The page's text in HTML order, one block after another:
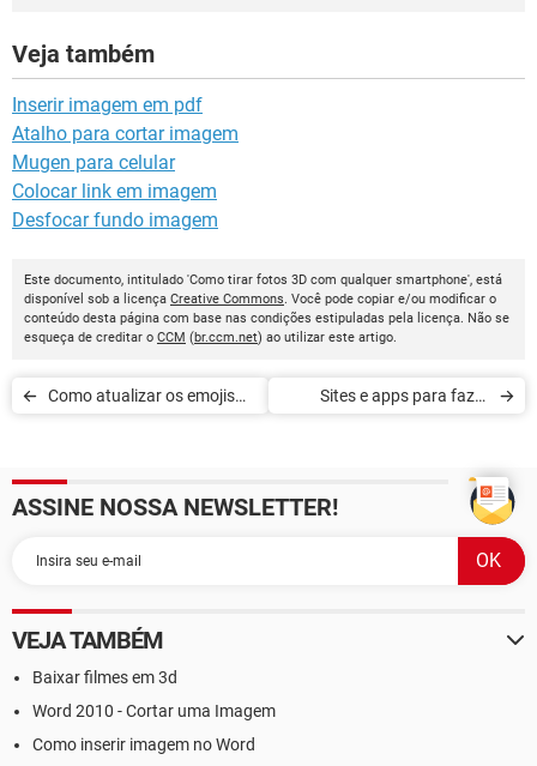
Veja também
Inserir imagem em pdf
Atalho para cortar imagem
Mugen para celular
Colocar link em imagem
Desfocar fundo imagem
Este documento, intitulado 'Como tirar fotos 3D com qualquer smartphone', está
disponível sob a licença Creative Commons. Você pode copiar e/ou modificar o
conteúdo desta página com base nas condições estipuladas pela licença. Não se
esqueça de creditar o CCM (br.ccm.net) ao utilizar este artigo.
Como atualizar os emojis
Sites e apps para fazer
ASSINE NOSSA NEWSLETTER!
VEJA TAMBÉM
Baixar filmes em 3d
Word 2010 - Cortar uma Imagem
Como inserir imagem no Word